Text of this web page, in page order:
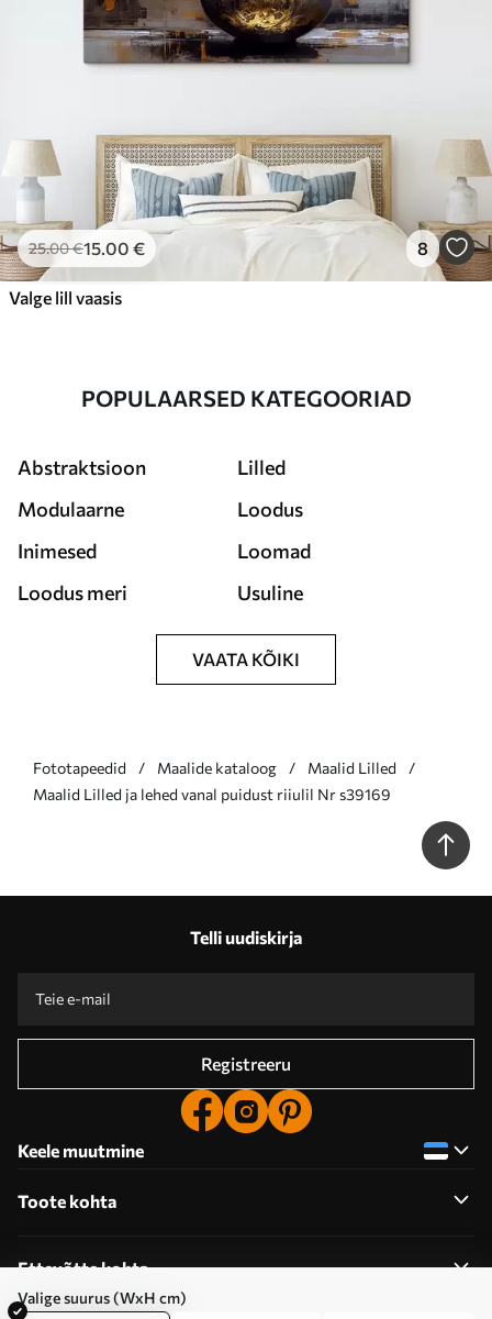
Valige suurus (WxH cm)
25.00€15.00 € 8
Valge lill vaasis
POPULAARSED KATEGOORIAD
Abstraktsioon
Lilled
Modulaarne
Loodus
Inimesed
Loomad
Loodus meri
Usuline
VAATA KÕIKI
Fototapeedid Maalide kataloog
Maalid Lilled
Maalid Lilled ja lehed vanal puidust riiulil Nr s39169
Telli uudiskirja
Registreeru
Keele muutmine
Toote kohta
Ettevõtte kohta